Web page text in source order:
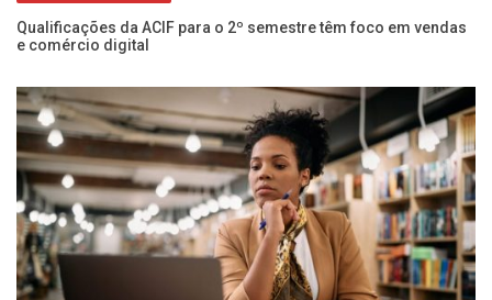
Qualificações da ACIF para o 2º semestre têm foco em vendas
e comércio digital